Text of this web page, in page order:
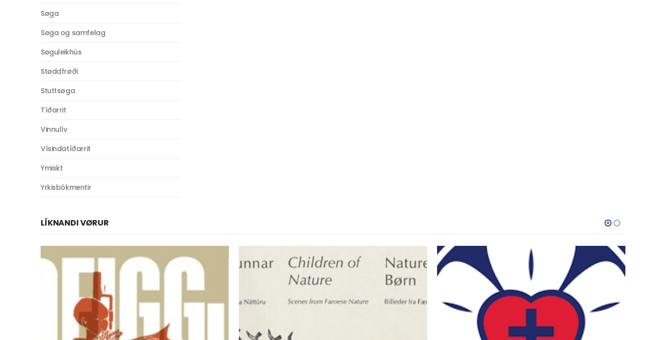
Søga
Søga og samfelag
Søguleikhús
Støddfrøði
Stuttsøga
Tíðarrit
Vinnulív
Vísindatíðarrit
Ymiskt
Yrkisbókmentir
LÍKNANDI VØRUR